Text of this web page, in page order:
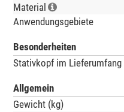
Material
Anwendungsgebiete
Besonderheiten
Stativkopf im Lieferumfang
Allgemein
Gewicht (kg)